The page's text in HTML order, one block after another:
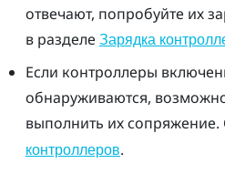
отвечают, попробуйте их
в разделе Зарядка
Если контроллеры
обнаруживаются,
выполнить их сопряжение.
контроллеров.